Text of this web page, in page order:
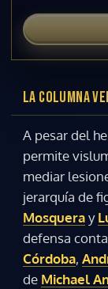
LA COLUMNA
A pesar del
permite
mediar
jerarquía de
Mosqueray
defensa
Córdoba,
de Michael